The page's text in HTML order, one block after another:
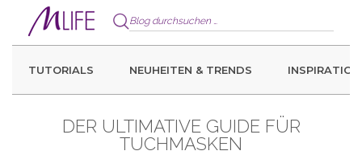
TUTORIALS NEUHEITEN & TRENDS INSPIRATION
DER ULTIMATIVE GUIDE FÜR
TUCHMASKEN